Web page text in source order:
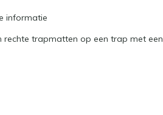
informatie
rechte trapmatten op een trap met een